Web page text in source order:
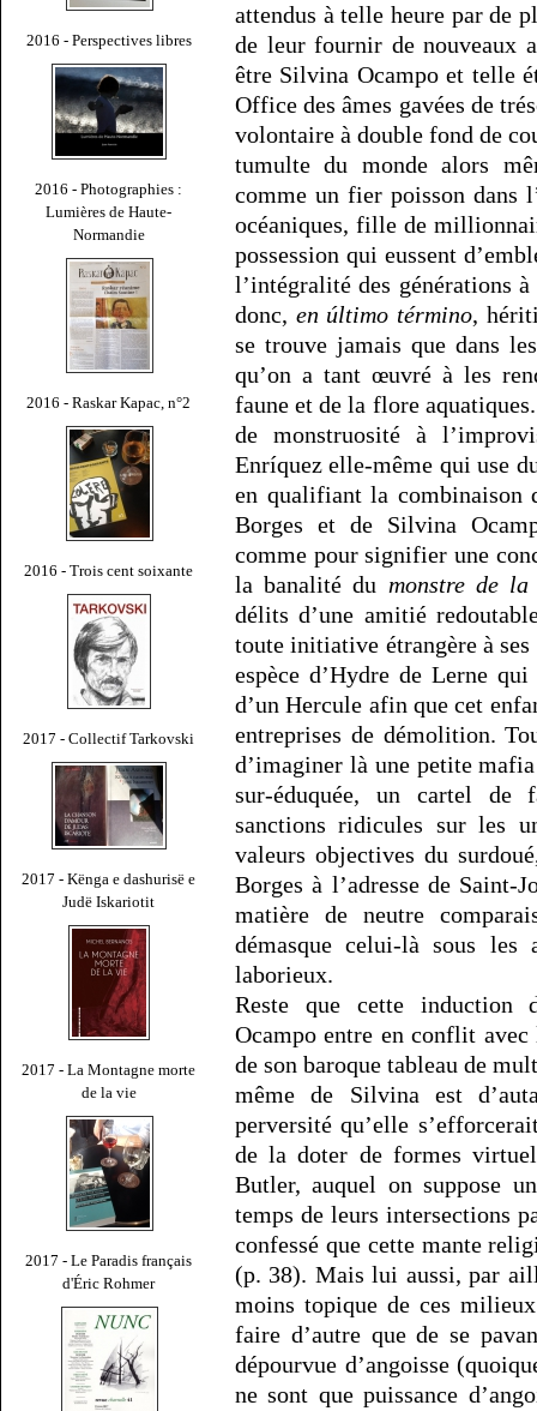
2016 - Perspectives libres
2016 - Photographies :
Lumières de Haute-
Normandie
2016 - Raskar Kapac, n°2
2016 - Trois cent soixante
2017 - Collectif Tarkovski
2017 - Kënga e dashurisë e
Judë Iskariotit
2017 - La Montagne morte
de la vie
2017 - Le Paradis français
d'Éric Rohmer
attendus à telle heure par de
de leur fournir de nouveaux
être Silvina Ocampo et telle
Office des âmes gavées de
volontaire à double fond de
tumulte du monde alors
comme un fier poisson dans
océaniques, fille de
possession qui eussent
l’intégralité des générations
donc, en último término,
se trouve jamais que dans
qu’on a tant œuvré à les
faune et de la flore
de monstruosité à
Enríquez elle-même qui use
en qualifiant la combinaison
Borges et de Silvina
comme pour signifier une
la banalité du monstre de
délits d’une amitié
toute initiative étrangère à
espèce d’Hydre de Lerne
d’un Hercule afin que cet
entreprises de démolition.
d’imaginer là une petite
sur-éduquée, un cartel de
sanctions ridicules sur les
valeurs objectives du
Borges à l’adresse de Saint-
matière de neutre
démasque celui-là sous les
laborieux.
Reste que cette induction
Ocampo entre en conflit
de son baroque tableau de
même de Silvina est
perversité qu’elle
de la doter de formes
Butler, auquel on suppose
temps de leurs intersections
confessé que cette mante
(p. 38). Mais lui aussi, par
moins topique de ces
faire d’autre que de se
dépourvue d’angoisse
ne sont que puissance